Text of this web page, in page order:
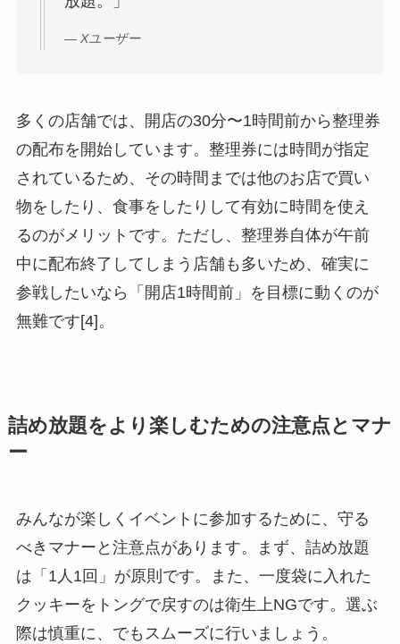
— Xユーザー
多くの店舗では、開店の30分〜1時間前から整理券
の配布を開始しています。整理券には時間が指定
されているため、その時間までは他のお店で買い
物をしたり、食事をしたりして有効に時間を使え
るのがメリットです。ただし、整理券自体が午前
中に配布終了してしまう店舗も多いため、確実に
参戦したいなら「開店1時間前」を目標に動くのが
無難です[4]。
詰め放題をより楽しむための注意点とマナ
ー
みんなが楽しくイベントに参加するために、守る
べきマナーと注意点があります。まず、詰め放題
は「1人1回」が原則です。また、一度袋に入れた
クッキーをトングで戻すのは衛生上NGです。選ぶ
際は慎重に、でもスムーズに行いましょう。